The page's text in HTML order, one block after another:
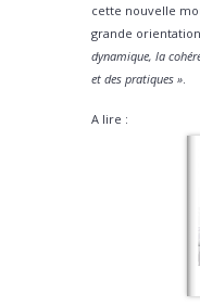
cette nouvelle
grande
dynamique, la
et des pratiques »
A lire :